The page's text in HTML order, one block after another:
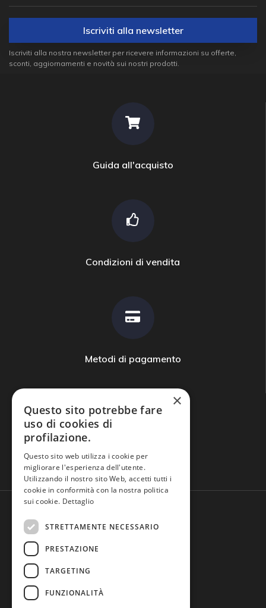
Iscriviti alla newsletter
Iscriviti alla nostra newsletter per ricevere informazioni su offerte,
sconti, aggiornamenti e novità sui nostri prodotti.
Guida all'acquisto
Condizioni di vendita
Metodi di pagamento
Domande frequenti
×
Questo sito potrebbe fare
uso di cookies di
profilazione.
Questo sito web utilizza i cookie per
migliorare l'esperienza dell'utente.
Utilizzando il nostro sito Web, accetti tutti i
cookie in conformità con la nostra politica
sui cookie. Dettaglio
STRETTAMENTE NECESSARIO
PRESTAZIONE
TARGETING
FUNZIONALITÀ